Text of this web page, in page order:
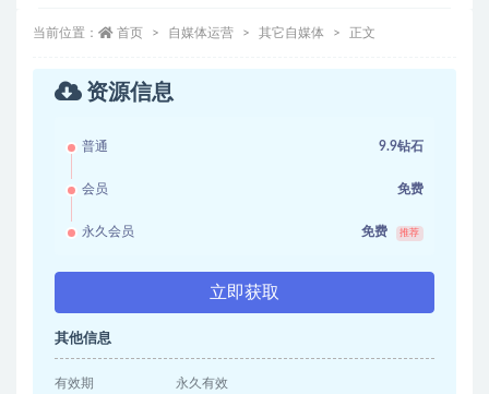
当前位置： 首页 自媒体运营 其它自媒体 正文
资源信息
普通 9.9钻石
会员 免费
永久会员 免费 推荐
立即获取
其他信息
有效期 永久有效